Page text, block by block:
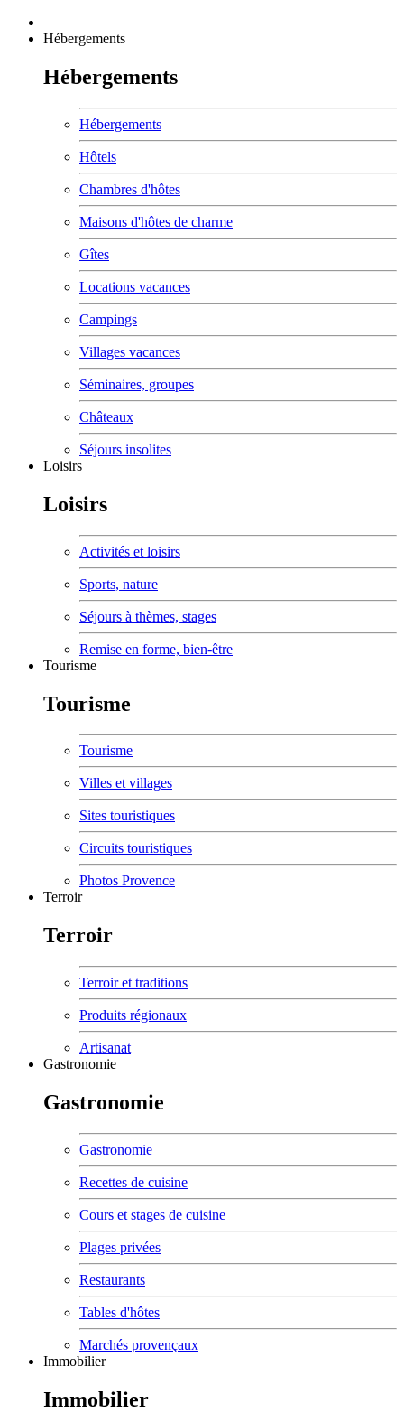
Hébergements
Hébergements
Hébergements
Hôtels
Chambres d'hôtes
Maisons d'hôtes de charme
Gîtes
Locations vacances
Campings
Villages vacances
Séminaires, groupes
Châteaux
Séjours insolites
Loisirs
Loisirs
Activités et loisirs
Sports, nature
Séjours à thèmes, stages
Remise en forme, bien-être
Tourisme
Tourisme
Tourisme
Villes et villages
Sites touristiques
Circuits touristiques
Photos Provence
Terroir
Terroir
Terroir et traditions
Produits régionaux
Artisanat
Gastronomie
Gastronomie
Gastronomie
Recettes de cuisine
Cours et stages de cuisine
Plages privées
Restaurants
Tables d'hôtes
Marchés provençaux
Immobilier
Immobilier